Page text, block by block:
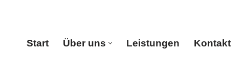
Start Über uns Leistungen Kontakt